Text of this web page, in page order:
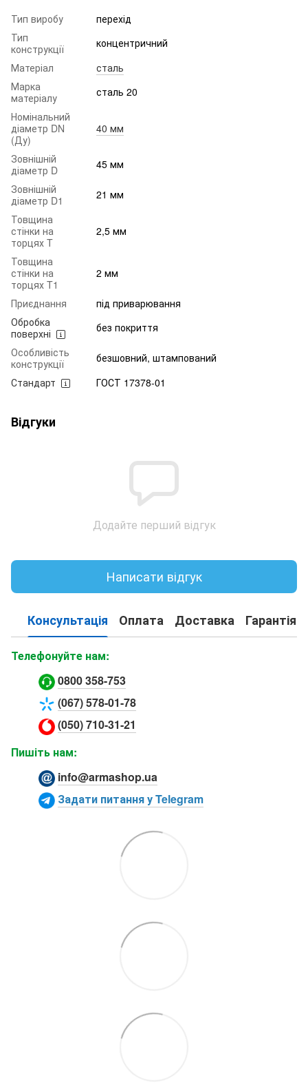
Тип виробу
перехід
Тип
конструкції
концентричний
Матеріал
сталь
Марка
матеріалу
сталь 20
Номінальний
діаметр DN
(Ду)
40 мм
Зовнішній
діаметр D
45 мм
Зовнішній
діаметр D1
21 мм
Товщина
стінки на
торцях T
2,5 мм
Товщина
стінки на
торцях T1
2 мм
Приєднання
під приварювання
Обробка
поверхні
без покриття
Особливість
конструкції
безшовний, штампований
Стандарт
ГОСТ 17378-01
Відгуки
Додайте перший відгук
Написати відгук
Консультація Оплата Доставка Гарантія
Телефонуйте нам:
0800 358-753
(067) 578-01-78
(050) 710-31-21
Пишіть нам:
info@armashop.ua
Задати питання у Telegram